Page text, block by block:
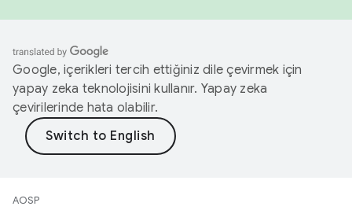
Google, içerikleri tercih ettiğiniz dile çevirmek için
yapay zeka teknolojisini kullanır. Yapay zeka
çevirilerinde hata olabilir.
AOSP